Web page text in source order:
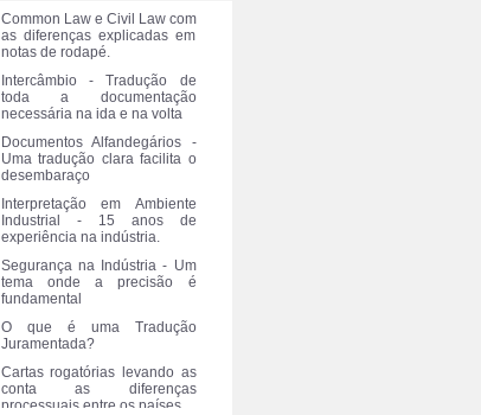
Common Law e Civil Law com
as diferenças explicadas em
notas de rodapé.
Intercâmbio - Tradução de
toda a documentação
necessária na ida e na volta
Documentos Alfandegários -
Uma tradução clara facilita o
desembaraço
Interpretação em Ambiente
Industrial - 15 anos de
experiência na indústria.
Segurança na Indústria - Um
tema onde a precisão é
fundamental
O que é uma Tradução
Juramentada?
Cartas rogatórias levando as
conta as diferenças
processuais entre os países